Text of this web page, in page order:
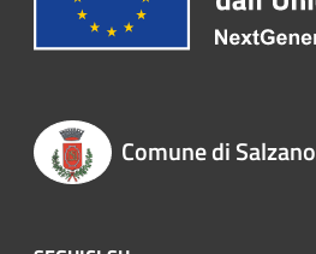
Comune di Salzano